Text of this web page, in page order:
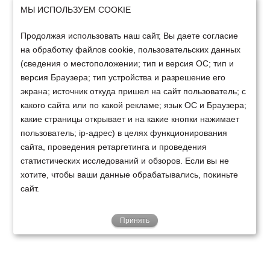
МЫ ИСПОЛЬЗУЕМ COOKIE
Продолжая использовать наш сайт, Вы даете согласие
на обработку файлов cookie, пользовательских данных
(сведения о местоположении; тип и версия ОС; тип и
версия Браузера; тип устройства и разрешение его
экрана; источник откуда пришел на сайт пользователь; с
какого сайта или по какой рекламе; язык ОС и Браузера;
какие страницы открывает и на какие кнопки нажимает
пользователь; ip-адрес) в целях функционирования
сайта, проведения ретаргетинга и проведения
статистических исследований и обзоров. Если вы не
хотите, чтобы ваши данные обрабатывались, покиньте
сайт.
Принять